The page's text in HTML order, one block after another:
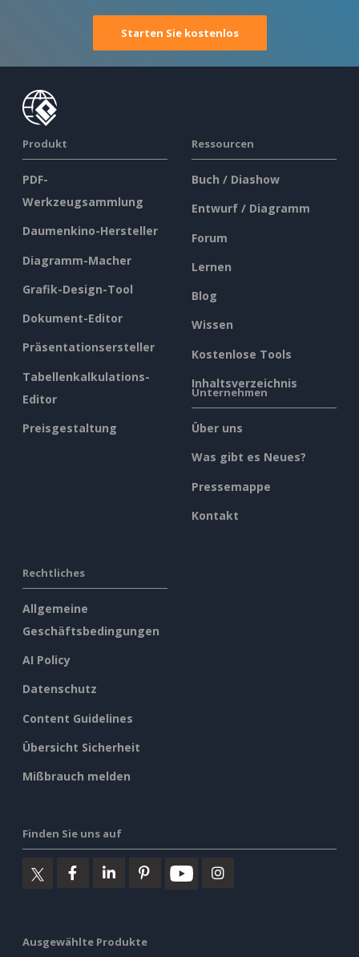
Starten Sie kostenlos
Produkt
PDF-
Werkzeugsammlung
Daumenkino-Hersteller
Diagramm-Macher
Grafik-Design-Tool
Dokument-Editor
Präsentationsersteller
Tabellenkalkulations-
Editor
Preisgestaltung
Ressourcen
Buch / Diashow
Entwurf / Diagramm
Forum
Lernen
Blog
Wissen
Kostenlose Tools
Inhaltsverzeichnis
Unternehmen
Über uns
Was gibt es Neues?
Pressemappe
Kontakt
Rechtliches
Allgemeine
Geschäftsbedingungen
AI Policy
Datenschutz
Content Guidelines
Übersicht Sicherheit
Mißbrauch melden
Finden Sie uns auf
Ausgewählte Produkte